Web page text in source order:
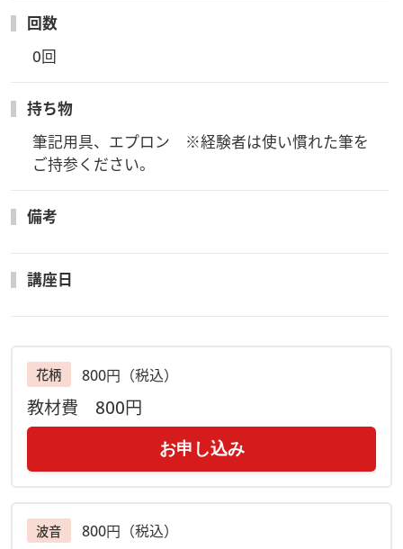
回数
0回
持ち物
筆記用具、エプロン　※経験者は使い慣れた筆を
ご持参ください。
備考
講座日
花柄 800円（税込）
教材費 800円
お申し込み
波音 800円（税込）